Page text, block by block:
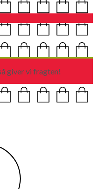
giver vi fragten!